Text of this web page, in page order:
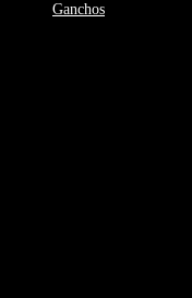
Ganchos